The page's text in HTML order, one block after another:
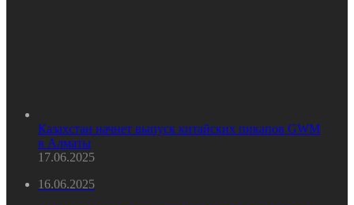
Казахстан начнет выпуск китайских пикапов GWM
в Алматы
17.06.2025
16.06.2025